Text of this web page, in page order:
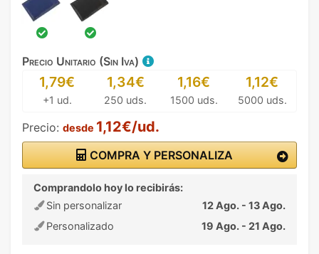
Precio Unitario (Sin Iva)
1,79€
+1 ud.
1,34€
250 uds.
1,16€
1500 uds.
1,12€
5000 uds.
Precio: desde 1,12€/ud.
COMPRA Y PERSONALIZA
Comprandolo hoy lo recibirás:
Sin personalizar
12 Ago. - 13 Ago.
Personalizado
19 Ago. - 21 Ago.